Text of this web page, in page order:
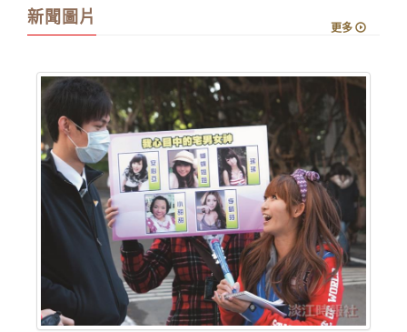
征義使用的「高橋流」、Creative Commons 創辦人
Lawrence Lessig 使用的「萊席格流」、蘋果執行長
新聞圖片
更多